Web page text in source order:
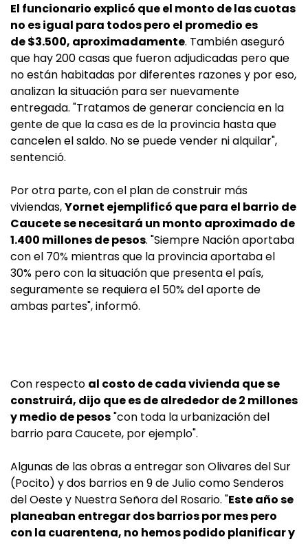
El funcionario explicó que el monto de las cuotas
no es igual para todos pero el promedio es
de $3.500, aproximadamente. También aseguró
que hay 200 casas que fueron adjudicadas pero que
no están habitadas por diferentes razones y por eso,
analizan la situación para ser nuevamente
entregada. "Tratamos de generar conciencia en la
gente de que la casa es de la provincia hasta que
cancelen el saldo. No se puede vender ni alquilar",
sentenció.
Por otra parte, con el plan de construir más
viviendas,Yornet ejemplificó que para el barrio de
Caucete se necesitará un monto aproximado de
1.400 millones de pesos. "Siempre Nación aportaba
con el 70% mientras que la provincia aportaba el
30% pero con la situación que presenta el país,
seguramente se requiera el 50% del aporte de
ambas partes", informó.
Con respecto al costo de cada vivienda que se
construirá, dijo que es de alrededor de 2 millones
y medio de pesos"con toda la urbanización del
barrio para Caucete, por ejemplo".
Algunas de las obras a entregar son Olivares del Sur
(Pocito) y dos barrios en 9 de Julio como Senderos
del Oeste y Nuestra Señora del Rosario. "Este año se
planeaban entregar dos barrios por mes pero
con la cuarentena, no hemos podido planificar y